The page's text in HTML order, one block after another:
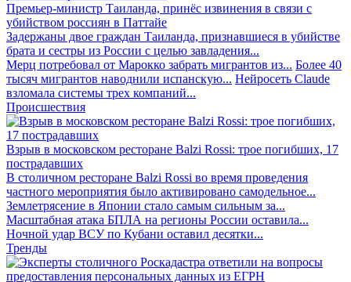
Премьер-министр Таиланда, принёс извинения в связи с
убийством россиян в Паттайе
Задержаны двое граждан Таиланда, признавшиеся в убийстве
брата и сестры из России с целью завладения...
Мерц потребовал от Марокко забрать мигрантов из... Более 40
тысяч мигрантов наводнили испанскую... Нейросеть Claude
взломала системы трех компаний...
Происшествия
Взрыв в московском ресторане Balzi Rossi: трое погибших, 17
пострадавших
В столичном ресторане Balzi Rossi во время проведения
частного мероприятия было активировано самодельное...
Землетрясение в Японии стало самым сильным за...
Масштабная атака БПЛА на регионы России оставила...
Ночной удар ВСУ по Кубани оставил десятки...
Тренды